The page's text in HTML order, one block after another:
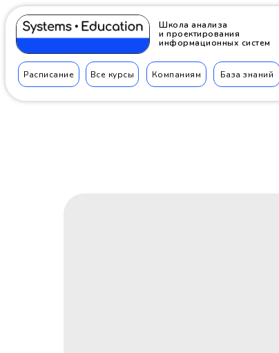
Школа анализа
и проектирования
информационных систем
Расписание Все курсы Компаниям База знаний